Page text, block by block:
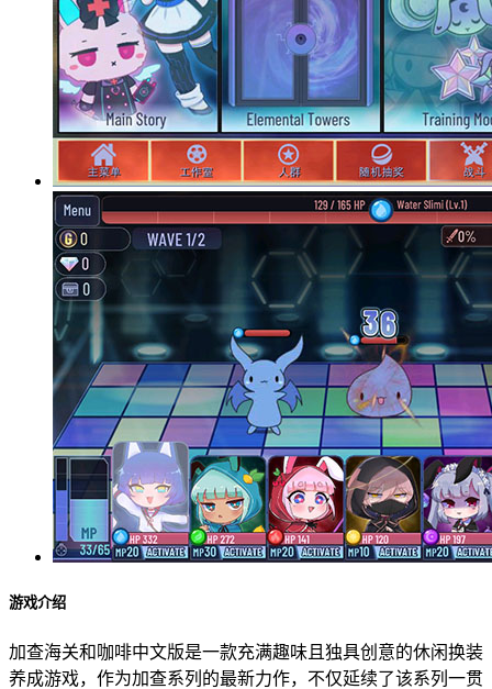
游戏介绍
加查海关和咖啡中文版是一款充满趣味且独具创意的休闲换装
养成游戏，作为加查系列的最新力作，不仅延续了该系列一贯